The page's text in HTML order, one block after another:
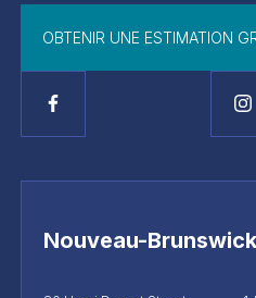
OBTENIR UNE ESTIMATION
Nouveau-Brunswick